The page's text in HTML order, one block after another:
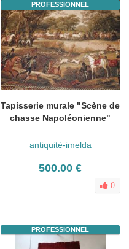
PROFESSIONNEL
Tapisserie murale "Scène de
chasse Napoléonienne"
antiquité-imelda
500.00 €
0
PROFESSIONNEL